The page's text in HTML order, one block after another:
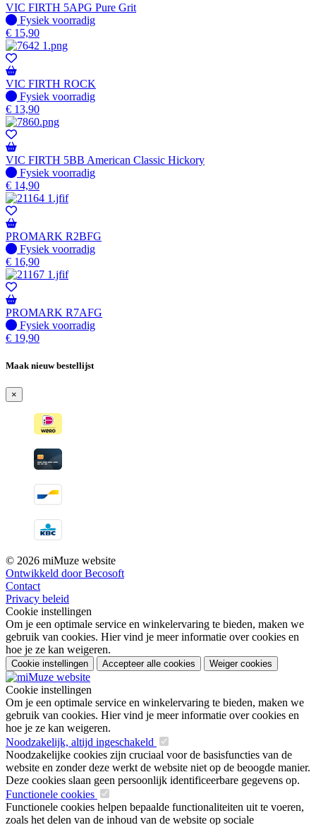
VIC FIRTH 5APG Pure Grit
Fysiek voorradig
Fysiek voorradig
€ 15,90
VIC FIRTH ROCK
Fysiek voorradig
Fysiek voorradig
€ 13,90
VIC FIRTH 5BB American Classic Hickory
Fysiek voorradig
Fysiek voorradig
€ 14,90
PROMARK R2BFG
Fysiek voorradig
Fysiek voorradig
€ 16,90
PROMARK R7AFG
Fysiek voorradig
Fysiek voorradig
€ 19,90
Maak nieuw bestellijst
×
© 2026 miMuze website
Ontwikkeld door Becosoft
Contact
Privacy beleid
Cookie instellingen
Om je een optimale service en winkelervaring te bieden, maken we
gebruik van cookies. Hier vind je meer informatie over cookies en
hoe je ze kan weigeren.
Cookie instellingen Accepteer alle cookies Weiger cookies
Cookie instellingen
Om je een optimale service en winkelervaring te bieden, maken we
gebruik van cookies. Hier vind je meer informatie over cookies en
hoe je ze kan weigeren.
Noodzakelijk, altijd ingeschakeld
Noodzakelijke cookies zijn cruciaal voor de basisfuncties van de
website en zonder deze werkt de website niet op de beoogde manier.
Deze cookies slaan geen persoonlijk identificeerbare gegevens op.
Functionele cookies
Functionele cookies helpen bepaalde functionaliteiten uit te voeren,
zoals het delen van de inhoud van de website op sociale